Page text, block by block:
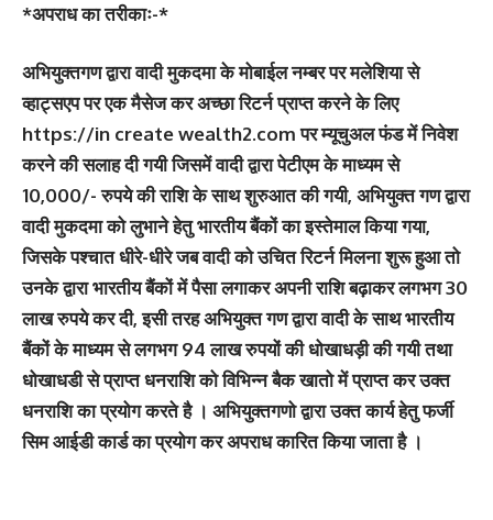
*अपराध का तरीकाः-*
अभियुक्तगण द्वारा वादी मुकदमा के मोबाईल नम्बर पर मलेशिया से
व्हाट्सएप पर एक मैसेज कर अच्छा रिटर्न प्राप्त करने के लिए
https://in create wealth2.com पर म्यूचुअल फंड में निवेश
करने की सलाह दी गयी जिसमें वादी द्वारा पेटीएम के माध्यम से
10,000/- रुपये की राशि के साथ शुरुआत की गयी, अभियुक्त गण द्वारा
वादी मुकदमा को लुभाने हेतु भारतीय बैंकों का इस्तेमाल किया गया,
जिसके पश्चात धीरे-धीरे जब वादी को उचित रिटर्न मिलना शुरू हुआ तो
उनके द्वारा भारतीय बैंकों में पैसा लगाकर अपनी राशि बढ़ाकर लगभग 30
लाख रुपये कर दी, इसी तरह अभियुक्त गण द्वारा वादी के साथ भारतीय
बैंकों के माध्यम से लगभग 94 लाख रुपयों की धोखाधड़ी की गयी तथा
धोखाधडी से प्राप्त धनराशि को विभिन्न बैक खातो में प्राप्त कर उक्त
धनराशि का प्रयोग करते है । अभियुक्तगणो द्वारा उक्त कार्य हेतु फर्जी
सिम आईडी कार्ड का प्रयोग कर अपराध कारित किया जाता है ।